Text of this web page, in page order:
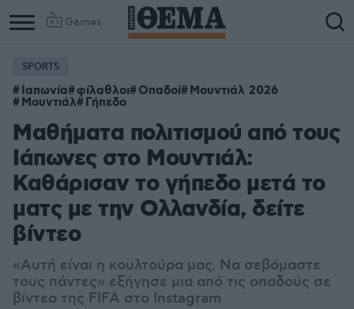
Games
SPORTS
Ιαπωνία φίλαθλοι Οπαδοί Μουντιάλ 2026
Μουντιάλ Γήπεδο
Μαθήματα πολιτισμού από τους
Ιάπωνες στο Μουντιάλ:
Καθάρισαν το γήπεδο μετά το
ματς με την Ολλανδία, δείτε
βίντεο
«Αυτή είναι η κουλτούρα μας. Να σεβόμαστε
τους πάντες» εξήγησε μια από τις οπαδούς σε
βίντεο της FIFA στο Instagram